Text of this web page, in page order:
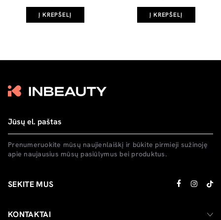
Į KREPŠELĮ Į KREPŠELĮ
Prenumeruokite mūsų naujienlaiškį ir būkite pirmieji sužinoję
apie naujausius mūsų pasiūlymus bei produktus.
SEKITE MUS
KONTAKTAI